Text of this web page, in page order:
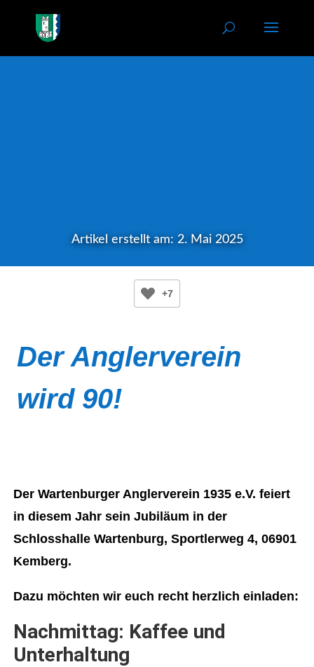
Artikel erstellt am: 2. Mai 2025
+7
Der Anglerverein
wird 90!
Der Wartenburger Anglerverein 1935 e.V. feiert
in diesem Jahr sein Jubiläum in der
Schlosshalle Wartenburg, Sportlerweg 4, 06901
Kemberg.
Dazu möchten wir euch recht herzlich einladen:
Nachmittag: Kaffee und
Unterhaltung